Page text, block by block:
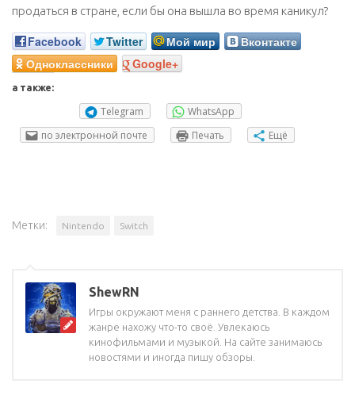
продаться в стране, если бы она вышла во время каникул?
Facebook Twitter Мой мир
Вконтакте
Одноклассники
Google+
а также:
Telegram
WhatsApp
по электронной почте
Печать Ещё
Метки: Nintendo Switch
ShewRN
Игры окружают меня с раннего детства. В каждом
жанре нахожу что-то своё. Увлекаюсь
кинофильмами и музыкой. На сайте занимаюсь
новостями и иногда пишу обзоры.